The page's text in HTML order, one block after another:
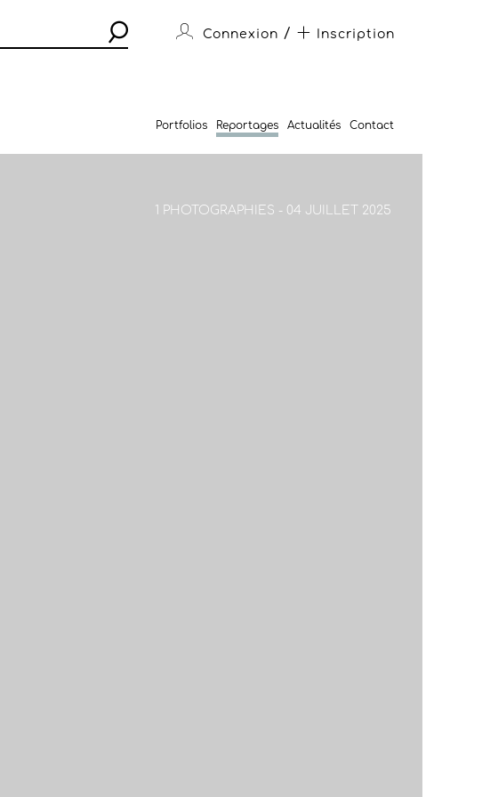
Connexion / Inscription
Portfolios Reportages Actualités Contact
1 PHOTOGRAPHIES - 04 JUILLET 2025